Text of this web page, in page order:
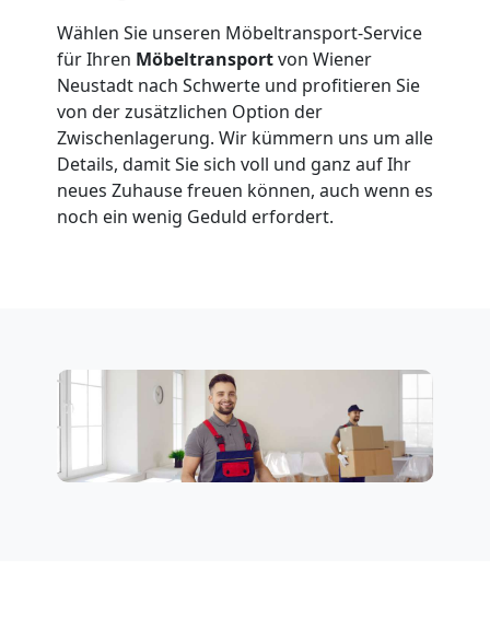
Wählen Sie unseren Möbeltransport-Service
für Ihren Möbeltransportvon Wiener
Neustadt nach Schwerte und profitieren Sie
von der zusätzlichen Option der
Zwischenlagerung. Wir kümmern uns um alle
Details, damit Sie sich voll und ganz auf Ihr
neues Zuhause freuen können, auch wenn es
noch ein wenig Geduld erfordert.
Wiener
Neustadt
Anfrage
Möbeltransport
International